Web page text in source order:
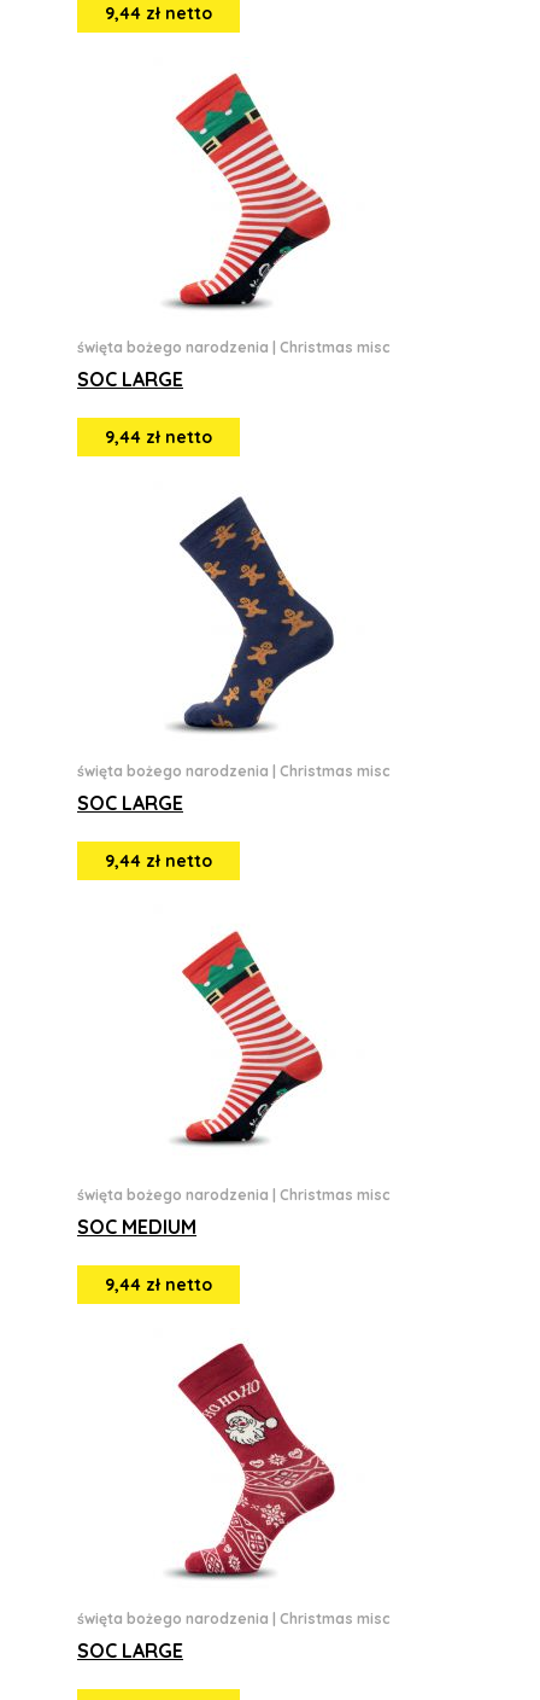
9,44 zł netto
święta bożego narodzenia Christmas misc
SOC LARGE
9,44 zł netto
święta bożego narodzenia Christmas misc
SOC LARGE
9,44 zł netto
święta bożego narodzenia Christmas misc
SOC MEDIUM
9,44 zł netto
święta bożego narodzenia Christmas misc
SOC LARGE